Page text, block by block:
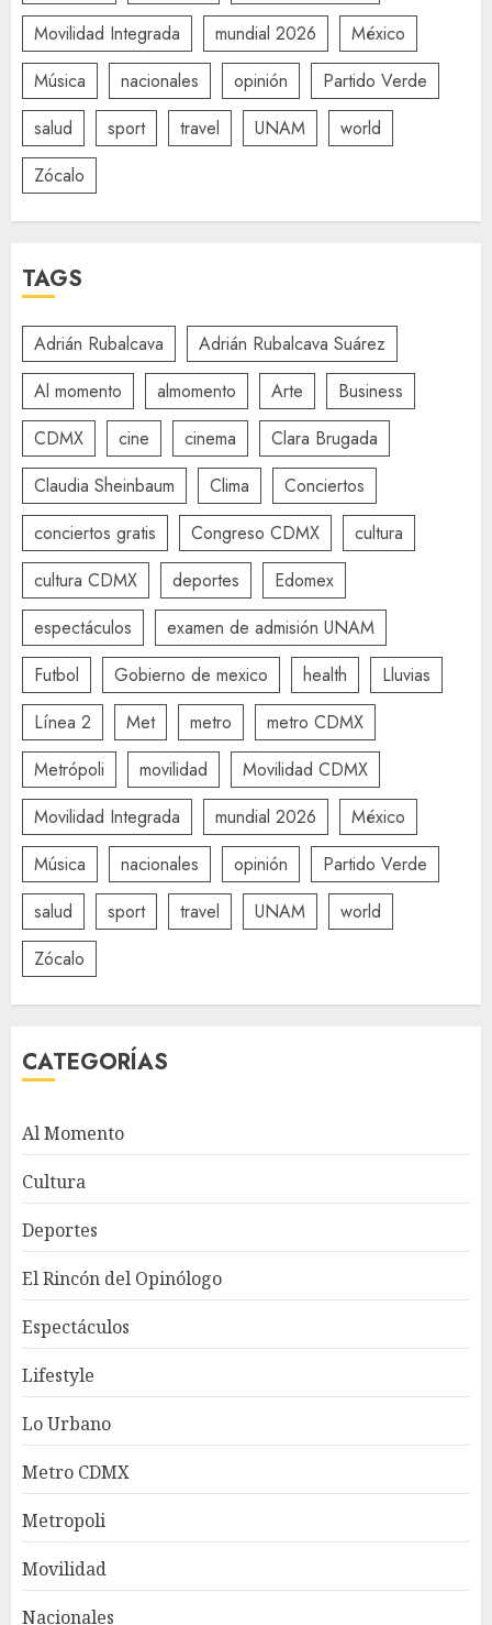
Movilidad Integrada
mundial 2026
México
Música
nacionales opinión
Partido Verde
salud
sport travel UNAM
world
Zócalo
TAGS
Adrián Rubalcava
Adrián Rubalcava Suárez
Al momento
almomento Arte
Business
CDMX
cine cinema
Clara Brugada
Claudia Sheinbaum
Clima
Conciertos
conciertos gratis
Congreso CDMX
cultura
cultura CDMX
deportes
Edomex
espectáculos
examen de admisión UNAM
Futbol
Gobierno de mexico health
Lluvias
Línea 2
Met metro
metro CDMX
Metrópoli
movilidad
Movilidad CDMX
Movilidad Integrada
mundial 2026
México
Música
nacionales opinión
Partido Verde
salud
sport travel UNAM
world
Zócalo
CATEGORÍAS
Al Momento
Cultura
Deportes
El Rincón del Opinólogo
Espectáculos
Lifestyle
Lo Urbano
Metro CDMX
Metropoli
Movilidad
Nacionales